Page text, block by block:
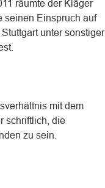
räumte der Kläger
seinen Einspruch auf
unter sonstiger
mit dem
schriftlich, die
zu sein.